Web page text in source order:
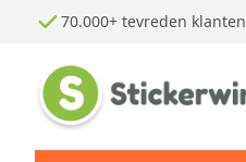
Ga naar de inhoud
70.000+ tevreden klanten